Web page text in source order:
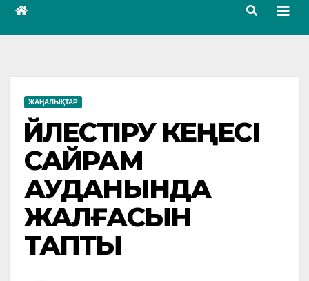
ЖАҢАЛЫҚТАР
ҮЙЛЕСТІРУ КЕҢЕСІ
САЙРАМ
АУДАНЫНДА
ЖАЛҒАСЫН
ТАПТЫ